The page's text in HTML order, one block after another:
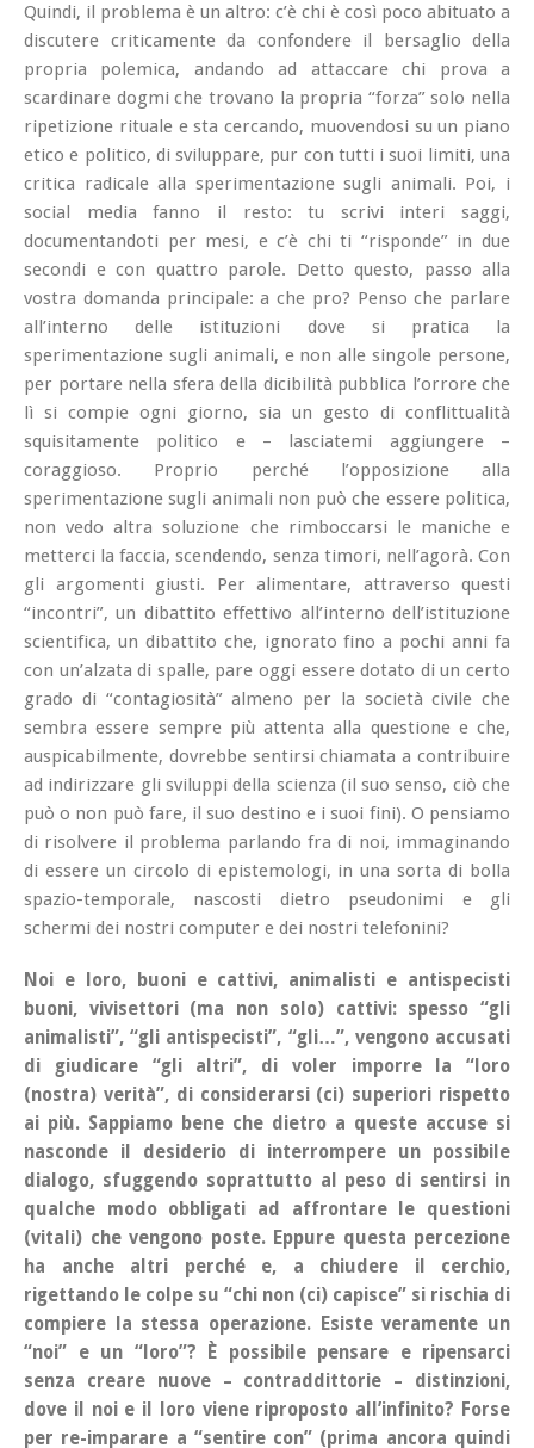
Quindi, il problema è un altro: c’è chi è così poco abituato a
discutere criticamente da confondere il bersaglio della
propria polemica, andando ad attaccare chi prova a
scardinare dogmi che trovano la propria “forza” solo nella
ripetizione rituale e sta cercando, muovendosi su un piano
etico e politico, di sviluppare, pur con tutti i suoi limiti, una
critica radicale alla sperimentazione sugli animali. Poi, i
social media fanno il resto: tu scrivi interi saggi,
documentandoti per mesi, e c’è chi ti “risponde” in due
secondi e con quattro parole. Detto questo, passo alla
vostra domanda principale: a che pro? Penso che parlare
all’interno delle istituzioni dove si pratica la
sperimentazione sugli animali, e non alle singole persone,
per portare nella sfera della dicibilità pubblica l’orrore che
lì si compie ogni giorno, sia un gesto di conflittualità
squisitamente politico e – lasciatemi aggiungere –
coraggioso. Proprio perché l’opposizione alla
sperimentazione sugli animali non può che essere politica,
non vedo altra soluzione che rimboccarsi le maniche e
metterci la faccia, scendendo, senza timori, nell’agorà. Con
gli argomenti giusti. Per alimentare, attraverso questi
“incontri”, un dibattito effettivo all’interno dell’istituzione
scientifica, un dibattito che, ignorato fino a pochi anni fa
con un’alzata di spalle, pare oggi essere dotato di un certo
grado di “contagiosità” almeno per la società civile che
sembra essere sempre più attenta alla questione e che,
auspicabilmente, dovrebbe sentirsi chiamata a contribuire
ad indirizzare gli sviluppi della scienza (il suo senso, ciò che
può o non può fare, il suo destino e i suoi fini). O pensiamo
di risolvere il problema parlando fra di noi, immaginando
di essere un circolo di epistemologi, in una sorta di bolla
spazio-temporale, nascosti dietro pseudonimi e gli
schermi dei nostri computer e dei nostri telefonini?
Noi e loro, buoni e cattivi, animalisti e antispecisti
buoni, vivisettori (ma non solo) cattivi: spesso “gli
animalisti”, “gli antispecisti”, “gli…”, vengono accusati
di giudicare “gli altri”, di voler imporre la “loro
(nostra) verità”, di considerarsi (ci) superiori rispetto
ai più. Sappiamo bene che dietro a queste accuse si
nasconde il desiderio di interrompere un possibile
dialogo, sfuggendo soprattutto al peso di sentirsi in
qualche modo obbligati ad affrontare le questioni
(vitali) che vengono poste. Eppure questa percezione
ha anche altri perché e, a chiudere il cerchio,
rigettando le colpe su “chi non (ci) capisce” si rischia di
compiere la stessa operazione. Esiste veramente un
“noi” e un “loro”? È possibile pensare e ripensarci
senza creare nuove – contraddittorie – distinzioni,
dove il noi e il loroviene riproposto all’infinito? Forse
per re-imparare a “sentire con” (prima ancora quindi